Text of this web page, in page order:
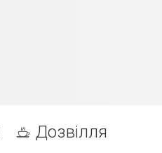
Дозвілля